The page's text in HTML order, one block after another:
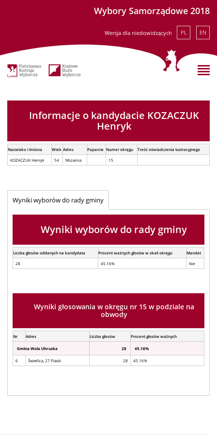
Wybory Samorządowe 2018
Wersja dla niedowidzących PL EN
Informacje o kandydacie KOZACZUK
Henryk
Nazwisko i Imiona Wiek Adres Poparcie Numer okręgu
Treść oświadczenia lustracyjnego
KOZACZUK Henryk
54 Mszanna 15
Wyniki wyborów do rady gminy
Wyniki wyborów do rady gminy
Liczba głosów oddanych na kandydata Procent ważnych głosów w skali okręgu
Mandat
28
45.16% Nie
Wyniki głosowania w okręgu nr 15 w podziale na
obwody
Nr Adres Liczba głosów Procent głosów ważnych
Gmina Wola Uhruska 28 45.16%
6 Świetlica, 27 Piaski 28 45.16%